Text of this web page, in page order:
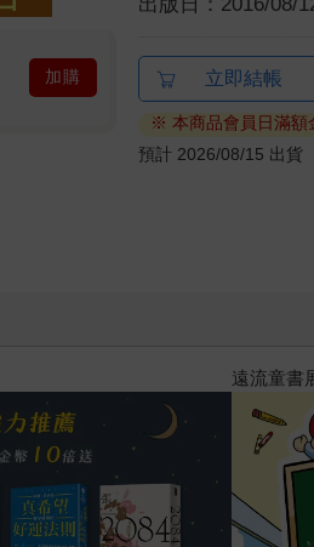
加購 立即結帳
※ 本商品會員日滿額
預計 2026/08/15 出貨
2026年8月